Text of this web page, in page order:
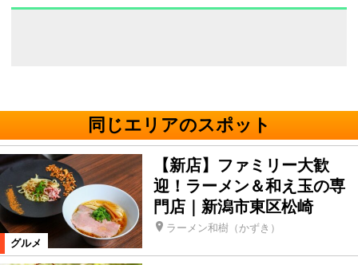
同じエリアのスポット
グルメ
【新店】ファミリー大歓
迎！ラーメン＆和え玉の専
門店｜新潟市東区松崎
ラーメン和樹（かずき）